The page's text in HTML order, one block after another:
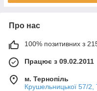
Про нас
100% позитивних з 215
Працює з 09.02.2011
м. Тернопіль
Крушельницької 57/2,